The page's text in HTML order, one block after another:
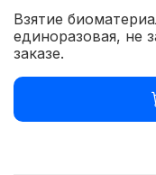
Взятие
единоразовая, не
заказе.